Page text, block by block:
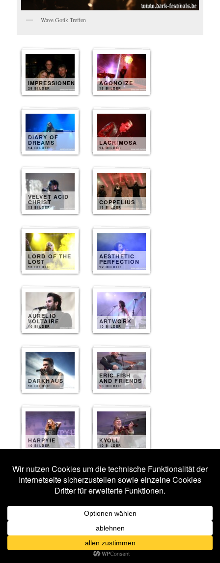
Wave Gotik Treffen
IMPRESSIONEN
25 BILDER
AGONOIZE
15 BILDER
DIARY OF
DREAMS
14 BILDER
LACRIMOSA
14 BILDER
VELVET ACID
CHRIST
13 BILDER
COPPELIUS
13 BILDER
LORD OF THE
LOST
13 BILDER
AESTHETIC
PERFECTION
12 BILDER
AURELIO
VOLTAIRE
10 BILDER
ARTWORK
10 BILDER
DARKHAUS
10 BILDER
ERIC FISH
AND FRIENDS
10 BILDER
HARPYIE
10 BILDER
KYOLL
10 BILDER
10 BILDER 9 BILDER